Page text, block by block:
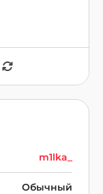
m1lka_
Обычный